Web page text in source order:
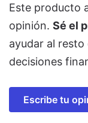
Este producto
opinión. Sé el
ayudar al
decisiones
Escribe tu